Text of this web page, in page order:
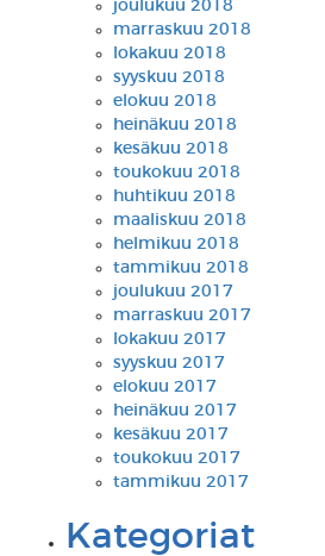
joulukuu 2018
marraskuu 2018
lokakuu 2018
syyskuu 2018
elokuu 2018
heinäkuu 2018
kesäkuu 2018
toukokuu 2018
huhtikuu 2018
maaliskuu 2018
helmikuu 2018
tammikuu 2018
joulukuu 2017
marraskuu 2017
lokakuu 2017
syyskuu 2017
elokuu 2017
heinäkuu 2017
kesäkuu 2017
toukokuu 2017
tammikuu 2017
Kategoriat